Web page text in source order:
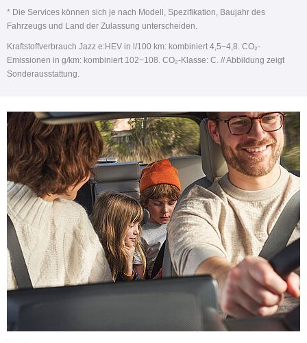
* Die Services können sich je nach Modell, Spezifikation, Baujahr des
Fahrzeugs und Land der Zulassung unterscheiden.
Kraftstoffverbrauch Jazz e:HEV in l/100 km: kombiniert 4,5−4,8. CO₂-
Emissionen in g/km: kombiniert 102−108. CO₂-Klasse: C. // Abbildung zeigt
Sonderausstattung.